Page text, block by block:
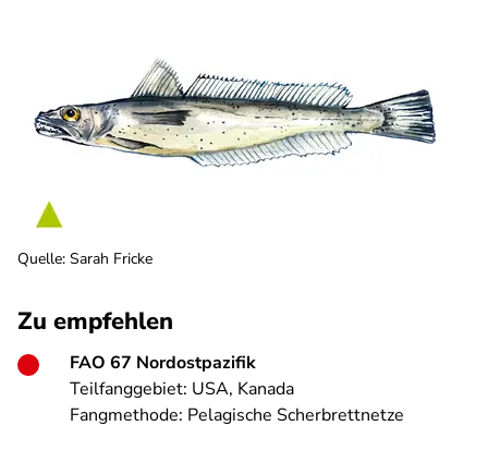
Quelle: Sarah Fricke
Zu empfehlen
FAO 67 Nordostpazifik
Teilfanggebiet: USA, Kanada
Fangmethode: Pelagische Scherbrettnetze